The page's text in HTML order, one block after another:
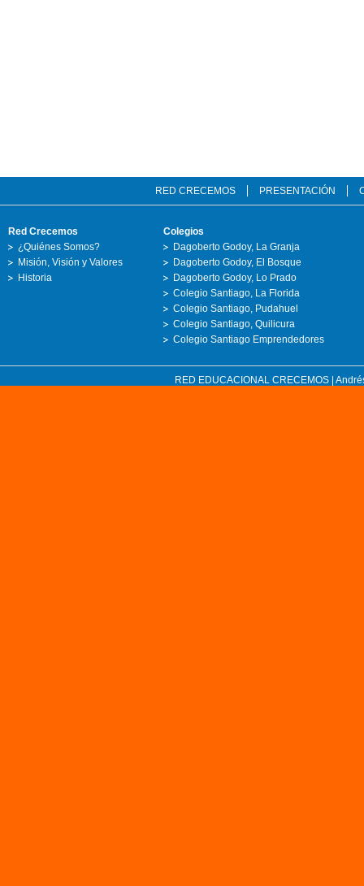
RED CRECEMOS PRESENTACIÓN
Red Crecemos
¿Quiénes Somos?
Misión, Visión y Valores
Historia
Colegios
Dagoberto Godoy, La Granja
Dagoberto Godoy, El Bosque
Dagoberto Godoy, Lo Prado
Colegio Santiago, La Florida
Colegio Santiago, Pudahuel
Colegio Santiago, Quilicura
Colegio Santiago Emprendedores
RED EDUCACIONAL CRECEMOS |